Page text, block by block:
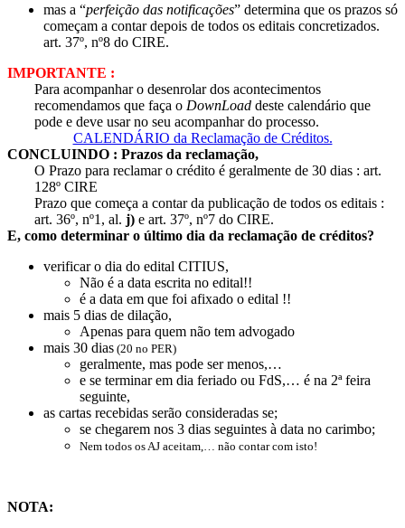
mas a “perfeição das notificações” determina que os prazos só
começam a contar depois de todos os editais concretizados.
art. 37º, nº8 do CIRE.
IMPORTANTE :
Para acompanhar o desenrolar dos acontecimentos
recomendamos que faça o DownLoad deste calendário que
pode e deve usar no seu acompanhar do processo.
CALENDÁRIO da Reclamação de Créditos.
CONCLUINDO : Prazos da reclamação,
O Prazo para reclamar o crédito é geralmente de 30 dias : art.
128º CIRE
Prazo que começa a contar da publicação de todos os editais :
art. 36º, nº1, al. j) e art. 37º, nº7 do CIRE.
E, como determinar o último dia da reclamação de créditos?
verificar o dia do edital CITIUS,
Não é a data escrita no edital!!
é a data em que foi afixado o edital !!
mais 5 dias de dilação,
Apenas para quem não tem advogado
mais 30 dias (20 no PER)
geralmente, mas pode ser menos,…
e se terminar em dia feriado ou FdS,… é na 2ª feira
seguinte,
as cartas recebidas serão consideradas se;
se chegarem nos 3 dias seguintes à data no carimbo;
Nem todos os AJ aceitam,… não contar com isto!
NOTA: